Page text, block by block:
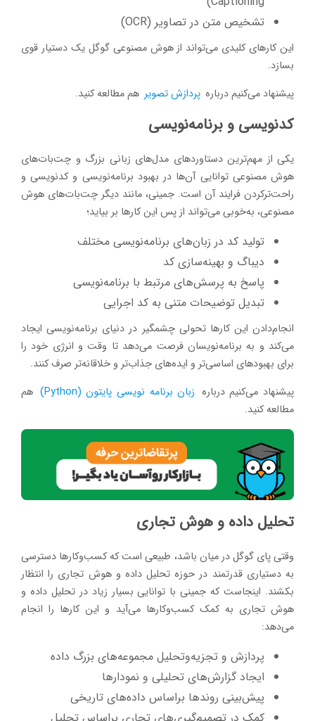
تشخیص متن در تصاویر (OCR)
این کارهای کلیدی می‌تواند از هوش مصنوعی گوگل یک دستیار قوی
بسازد.
پیشنهاد می‌کنیم درباره پردازش تصویر هم مطالعه کنید.
کدنویسی و برنامه‌نویسی
یکی از مهم‌ترین دستاوردهای مدل‌های زبانی بزرگ و چت‌بات‌های
هوش مصنوعی توانایی آن‌ها در بهبود برنامه‌نویسی و کدنویسی و
راحت‌ترکردن فرایند آن است. جمینی، مانند دیگر چت‌بات‌های هوش
مصنوعی، به‌خوبی می‌تواند از پس این کارها بر بیاید؛
تولید کد در زبان‌های برنامه‌نویسی مختلف
دیباگ و بهینه‌سازی کد
پاسخ به پرسش‌های مرتبط با برنامه‌نویسی
تبدیل توضیحات متنی به کد اجرایی
انجام‌دادن این کارها تحولی چشمگیر در دنیای برنامه‌نویسی ایجاد
می‌کند و به برنامه‌نویسان فرصت می‌دهد تا وقت و انرژی خود را
برای بهبودهای اساسی‌تر و ایده‌های جذاب‌تر و خلاقانه‌تر صرف کنند.
پیشنهاد می‌کنیم درباره زبان برنامه نویسی پایتون (Python)
هم
مطالعه کنید.
تحلیل داده و هوش تجاری
وقتی پای گوگل در میان باشد، طبیعی است که کسب‌وکارها دسترسی
به دستیاری قدرتمند در حوزه تحلیل داده و هوش تجاری را انتظار
بکشند. اینجاست که جمینی با توانایی بسیار زیاد در تحلیل داده و
هوش تجاری به کمک کسب‌وکارها می‌آید و این کارها را انجام
می‌دهد:
پردازش و تجزیه‌وتحلیل مجموعه‌های بزرگ داده
ایجاد گزارش‌های تحلیلی و نمودارها
پیش‌بینی روندها براساس داده‌های تاریخی